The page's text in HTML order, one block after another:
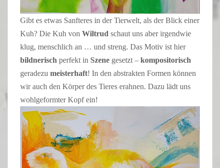
Gibt es etwas Sanfteres in der Tierwelt, als der Blick einer
Kuh? Die Kuh von Wiltrud schaut uns aber irgendwie
klug, menschlich an … und streng. Das Motiv ist hier
bildnerisch perfekt in Szene gesetzt – kompositorisch
geradezu meisterhaft! In den abstrakten Formen können
wir auch den Körper des Tieres erahnen. Dazu lädt uns
wohlgeformter Kopf ein!